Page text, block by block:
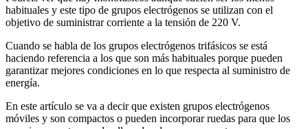
habituales y este tipo de grupos electrógenos se utilizan con el
objetivo de suministrar corriente a la tensión de 220 V.
Cuando se habla de los grupos electrógenos trifásicos se está
haciendo referencia a los que son más habituales porque pueden
garantizar mejores condiciones en lo que respecta al suministro de
energía.
En este artículo se va a decir que existen grupos electrógenos
móviles y son compactos o pueden incorporar ruedas para que los